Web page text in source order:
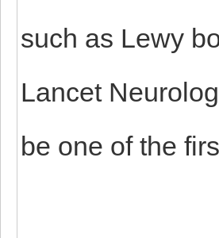
such as Lewy
Lancet
be one of the